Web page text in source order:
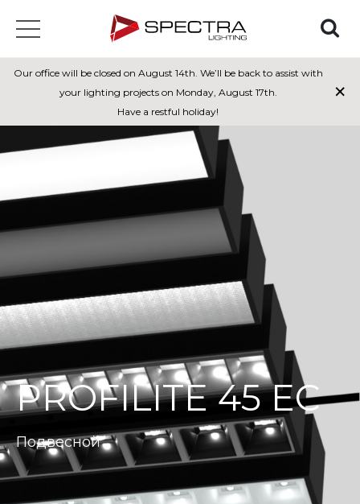
Our office will be closed on August 14th. We’ll be back to assist with
your lighting projects on Monday, August 17th.
Have a restful holiday!
×
PROFILITE 45 EC
Подвесной